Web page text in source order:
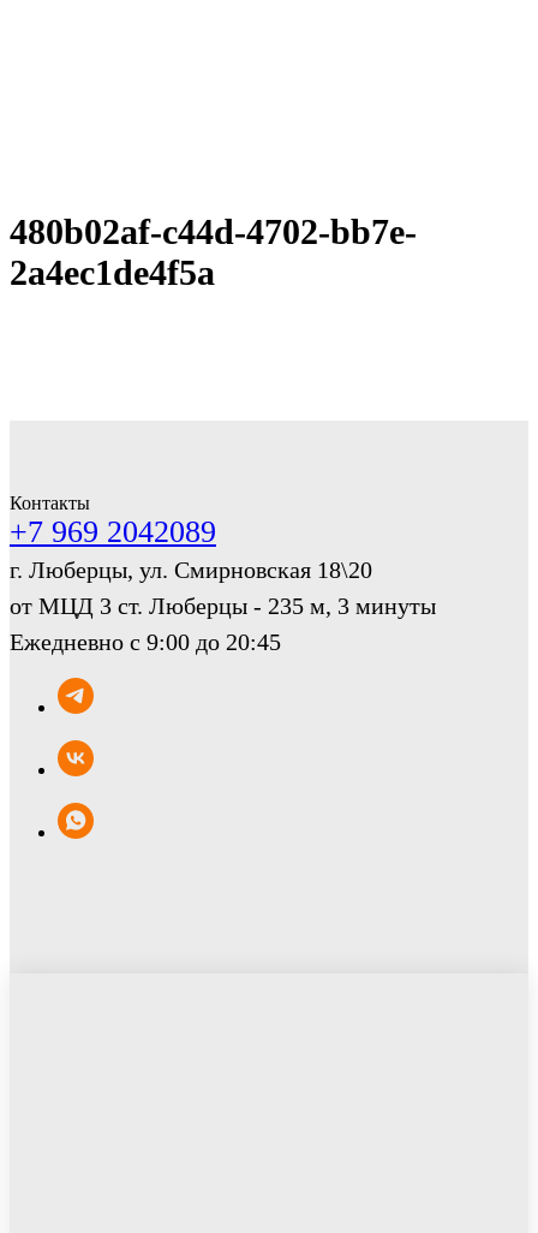
480b02af-c44d-4702-bb7e-
2a4ec1de4f5a
Контакты
+7 969 2042089
г. Люберцы, ул. Смирновская 18\20
от МЦД 3 ст. Люберцы - 235 м, 3 минуты
Ежедневно с 9:00 до 20:45